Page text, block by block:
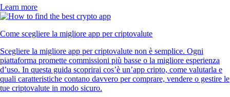
Learn more
Come scegliere la migliore app per criptovalute
Scegliere la migliore app per criptovalute non è semplice. Ogni
piattaforma promette commissioni più basse o la migliore esperienza
d’uso. In questa guida scoprirai cos’è un’app cripto, come valutarla e
quali caratteristiche contano davvero per comprare, vendere o gestire le
tue criptovalute in modo sicuro.